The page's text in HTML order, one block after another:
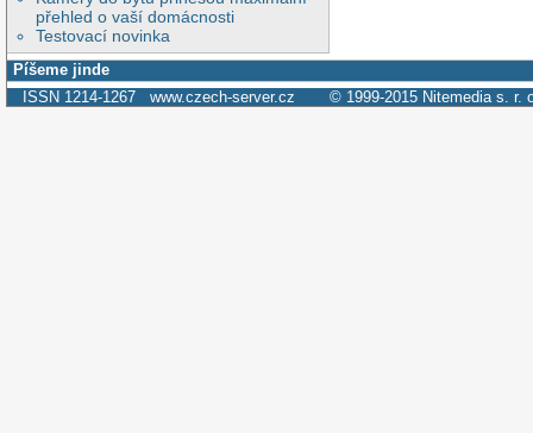
přehled o vaší domácnosti
Testovací novinka
Píšeme jinde
ISSN 1214-1267 www.czech-server.cz © 1999-2015 Nitemedia s. r.